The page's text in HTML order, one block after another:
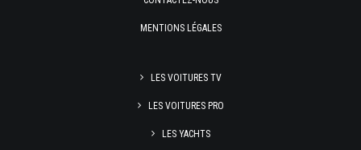
MENTIONS LÉGALES
LES VOITURES TV
LES VOITURES PRO
LES YACHTS